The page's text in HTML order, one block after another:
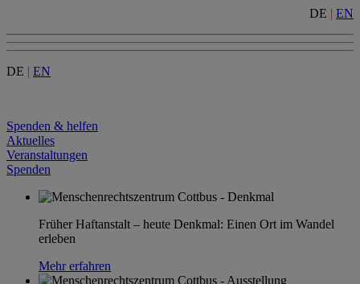
DE | EN
DE | EN
Spenden & helfen
Aktuelles
Veranstaltungen
Spenden
Früher Haftanstalt – heute Denkmal: Einen Ort im Wandel
erleben
Mehr erfahren